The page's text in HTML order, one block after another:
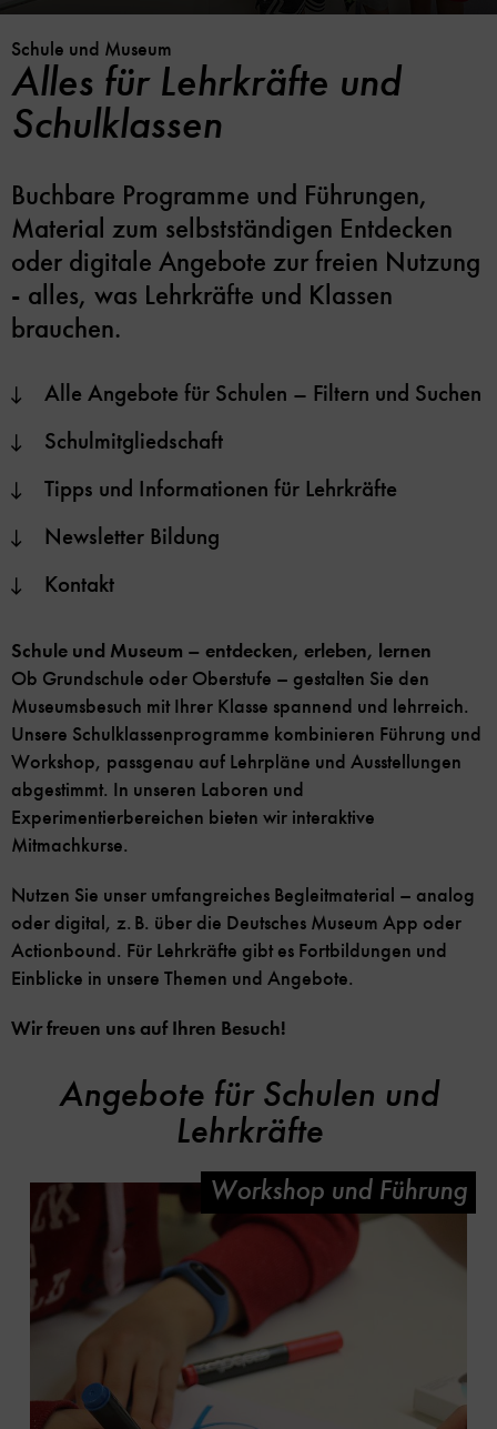
Schule und Museum
Alles für Lehrkräfte und
Schulklassen
Buchbare Programme und Führungen,
Material zum selbstständigen Entdecken
oder digitale Angebote zur freien Nutzung
- alles, was Lehrkräfte und Klassen
brauchen.
Alle Angebote für Schulen – Filtern und Suchen
Schulmitgliedschaft
Tipps und Informationen für Lehrkräfte
Newsletter Bildung
Kontakt
Schule und Museum – entdecken, erleben, lernen
Ob Grundschule oder Oberstufe – gestalten Sie den
Museumsbesuch mit Ihrer Klasse spannend und lehrreich.
Unsere Schulklassenprogramme kombinieren Führung und
Workshop, passgenau auf Lehrpläne und Ausstellungen
abgestimmt. In unseren Laboren und
Experimentierbereichen bieten wir interaktive
Mitmachkurse.
Nutzen Sie unser umfangreiches Begleitmaterial – analog
oder digital, z. B. über die Deutsches Museum App oder
Actionbound. Für Lehrkräfte gibt es Fortbildungen und
Einblicke in unsere Themen und Angebote.
Wir freuen uns auf Ihren Besuch!
Angebote für Schulen und
Lehrkräfte
Workshop und Führung